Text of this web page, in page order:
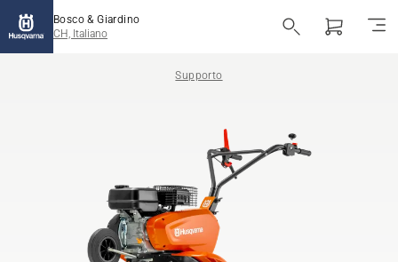
Bosco & Giardino
CH, Italiano
Supporto